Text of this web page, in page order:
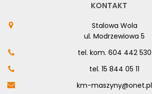
KONTAKT
Stalowa Wola
ul. Modrzewiowa 5
tel. kom. 604 442 530
tel. 15 844 05 11
km-maszyny@onet.pl